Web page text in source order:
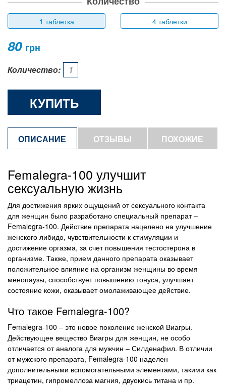
1 таблетка 4 таблетки
80 грн
Количество:
КУПИТЬ
ОПИСАНИЕ ОТЗЫВЫ
ПОХОЖИЕ
Femalegra-100 улучшит
сексуальную жизнь
Для достижения ярких ощущений от сексуального контакта
для женщин было разработано специальный препарат –
Femalegra-100. Действие препарата нацелено на улучшение
женского либидо, чувствительности к стимуляции и
достижение оргазма, за счет повышения тестостерона в
организме. Также, прием данного препарата оказывает
положительное влияние на организм женщины во время
менопаузы, способствует повышению тонуса, улучшает
состояние кожи, оказывает омолаживающее действие.
Что такое Femalegra-100?
Femalegra-100 – это новое поколение женской Виагры.
Действующее вещество Виагры для женщин, не особо
отличается от аналога для мужчин – Силденафил. В отличии
от мужского препарата, Femalegra-100 наделен
дополнительными вспомогательными элементами, такими как
триацетин, гипромеллоза магния, двуокись титана и пр.